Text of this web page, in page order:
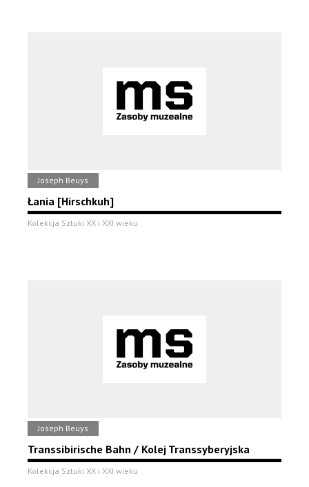
Joseph Beuys
Łania [Hirschkuh]
Kolekcja Sztuki XX i XXI wieku
Joseph Beuys
Transsibirische Bahn / Kolej Transsyberyjska
Kolekcja Sztuki XX i XXI wieku